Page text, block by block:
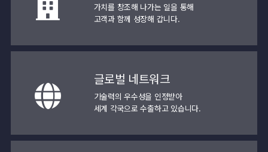
가치를 창조해 나가는 일을 통해
고객과 함께 성장해 갑니다.
글로벌 네트워크
기술력의 우수성을 인정받아
세계 각국으로 수출하고 있습니다.